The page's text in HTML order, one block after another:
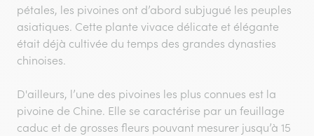
pétales, les pivoines ont d’abord subjugué les peuples
asiatiques. Cette plante vivace délicate et élégante
était déjà cultivée du temps des grandes dynasties
chinoises.
D'ailleurs, l’une des pivoines les plus connues est la
pivoine de Chine. Elle se caractérise par un feuillage
caduc et de grosses fleurs pouvant mesurer jusqu’à 15